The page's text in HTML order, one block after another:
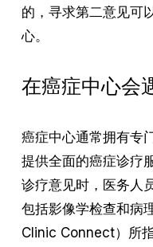
的，寻求第二意见可
心。
在癌症中心会
癌症中心通常拥有专
提供全面的癌症诊疗
诊疗意见时，医务人
包括影像学检查和病
Clinic Connect）所